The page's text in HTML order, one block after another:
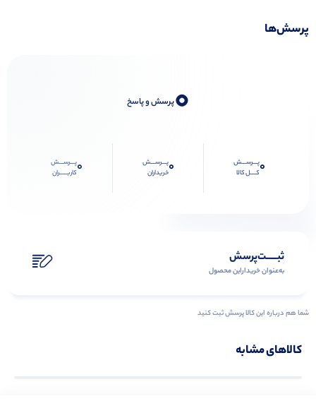
پرسش‌ها
0پرسش و پاسخ
0پـــرســـش
کــــل کالا
0پـــرســـش
خریداران
0پـــرســـش
کاربـــــران
ثبـــــت‌پرسش
به‌عنوان ‌خریدار‌این‌ محصول
شما هم درباره این کالا پرسش ثبت کنید
کالاهای مشابه